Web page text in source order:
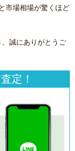
市場相場が驚くほど
誠にありがとうご
定！